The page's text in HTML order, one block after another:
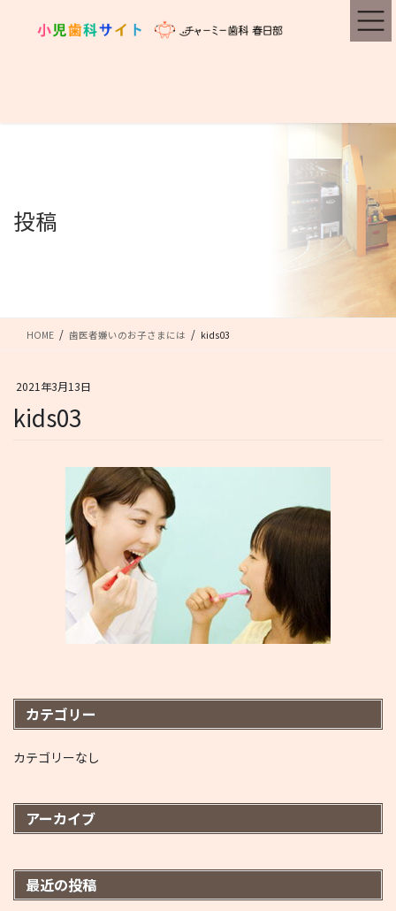
投稿
HOME 歯医者嫌いのお子さまには kids03
2021年3月13日
kids03
カテゴリー
カテゴリーなし
アーカイブ
最近の投稿